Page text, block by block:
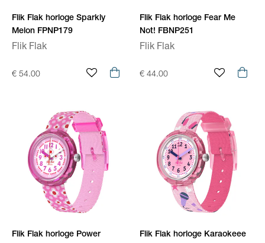
Flik Flak horloge Sparkly
Melon FPNP179
Flik Flak
€ 54.00
Flik Flak horloge Fear Me
Not! FBNP251
Flik Flak
€ 44.00
Flik Flak horloge Power
Flik Flak horloge Karaokeee